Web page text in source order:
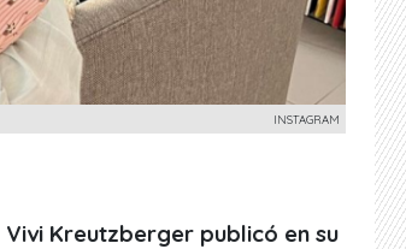
INSTAGRAM
Vivi Kreutzberger publicó en su